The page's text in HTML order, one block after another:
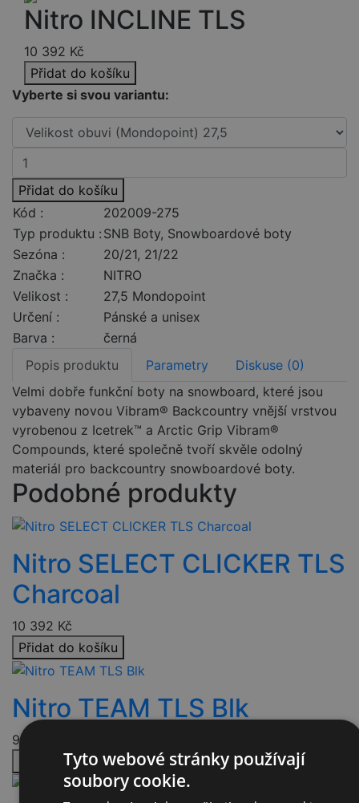
Nitro INCLINE TLS
10 392 Kč
Přidat do košíku
Vyberte si svou variantu:
Přidat do košíku
Kód :
202009-275
Typ produktu : SNB Boty, Snowboardové boty
Sezóna :
20/21, 21/22
Značka :
NITRO
Velikost :
27,5 Mondopoint
Určení :
Pánské a unisex
Barva :
černá
Popis produktu
Parametry
Diskuse (0)
Velmi dobře funkční boty na snowboard, které jsou
vybaveny novou Vibram® Backcountry vnější vrstvou
vyrobenou z Icetrek™ a Arctic Grip Vibram®
Compounds, které společně tvoří skvěle odolný
materiál pro backcountry snowboardové boty.
Podobné produkty
Nitro SELECT CLICKER TLS
Charcoal
10 392 Kč
Přidat do košíku
Nitro TEAM TLS Blk
9 192
Přidat do košíku
Tyto webové stránky používají
soubory cookie.